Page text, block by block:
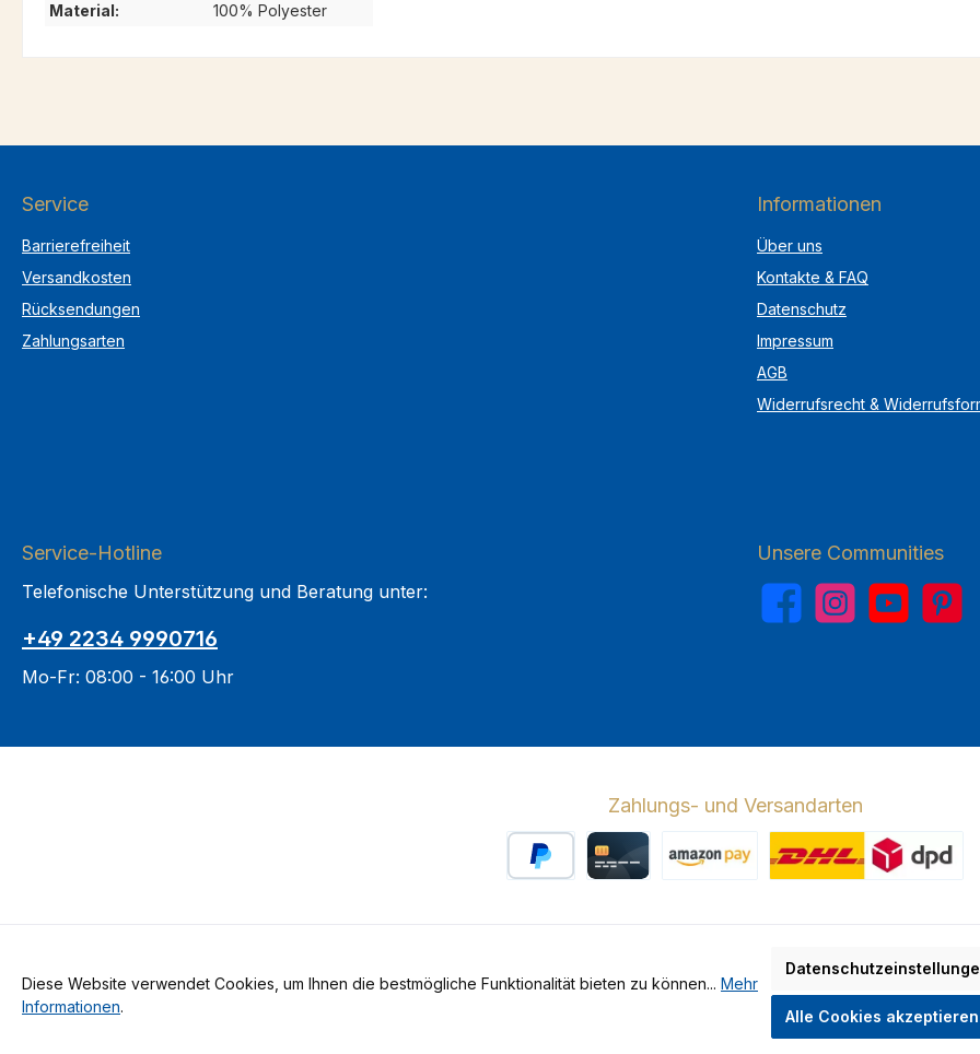
Material: 100% Polyester
Service
Barrierefreiheit
Versandkosten
Rücksendungen
Zahlungsarten
Informationen
Über uns
Kontakte & FAQ
Datenschutz
Impressum
AGB
Widerrufsrecht &
Service-Hotline
Telefonische Unterstützung und Beratung unter:
+49 2234 9990716
Mo-Fr: 08:00 - 16:00 Uhr
Unsere Communities
FacebookInstagramYouTubePinterest
Zahlungs- und Versandarten
Alle Preise inkl. gesetzl. Mehrwertsteuer zzgl. Versandkostenund ggf. Nachnahmegebühren,
Made by GEDAK
Diese Website verwendet Cookies, um Ihnen die bestmögliche Funktionalität bieten zu können... Mehr
Informationen.
Alle Cookies akzeptieren